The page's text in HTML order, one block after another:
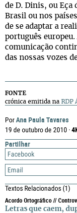
PorAna Paula Tavares
19 de outubro de 2010 ·
Partilhar
Facebook
Email
Textos Relacionados(1)
Acordo Ortográfico //
Letras que caem,
de D. Dinis, ou Eça
Brasil ou nos
de se adaptar a
português
comunicação
das nossas vozes
FONTE
crónica emitida na RDP